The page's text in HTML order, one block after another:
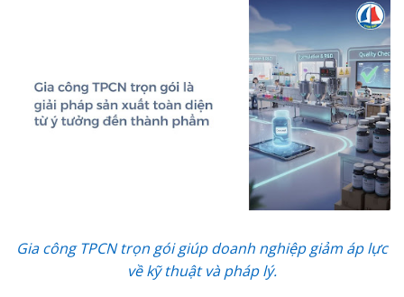
Gia công TPCN trọn gói giúp doanh nghiệp giảm áp lực
về kỹ thuật và pháp lý.